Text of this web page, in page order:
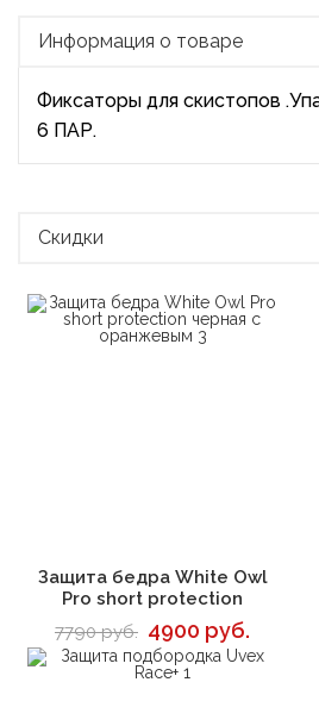
Информация о товаре
Фиксаторы для скистопов
6 ПАР.
Скидки
В корзину
Защита бедра White Owl
Pro short protection
7790 руб. 4900 руб.